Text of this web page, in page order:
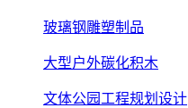
玻璃钢雕塑制品
大型户外碳化积木
文体公园工程规划设计